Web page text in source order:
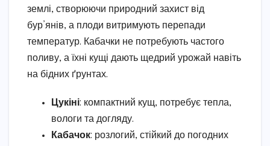
землі, створюючи природний захист від
бур’янів, а плоди витримують перепади
температур. Кабачки не потребують частого
поливу, а їхні кущі дають щедрий урожай навіть
на бідних ґрунтах.
Цукіні: компактний кущ, потребує тепла,
вологи та догляду.
Кабачок: розлогий, стійкий до погодних